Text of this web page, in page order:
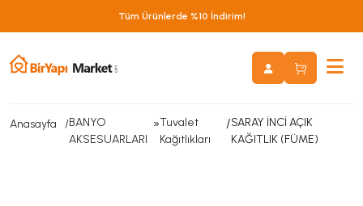
Tüm Ürünlerde %10 İndirim!
Anasayfa
BANYO
AKSESUARLARI
»Tuvalet
Kağıtlıkları
/SARAY İNCİ AÇIK
KAĞITLIK (FÜME)